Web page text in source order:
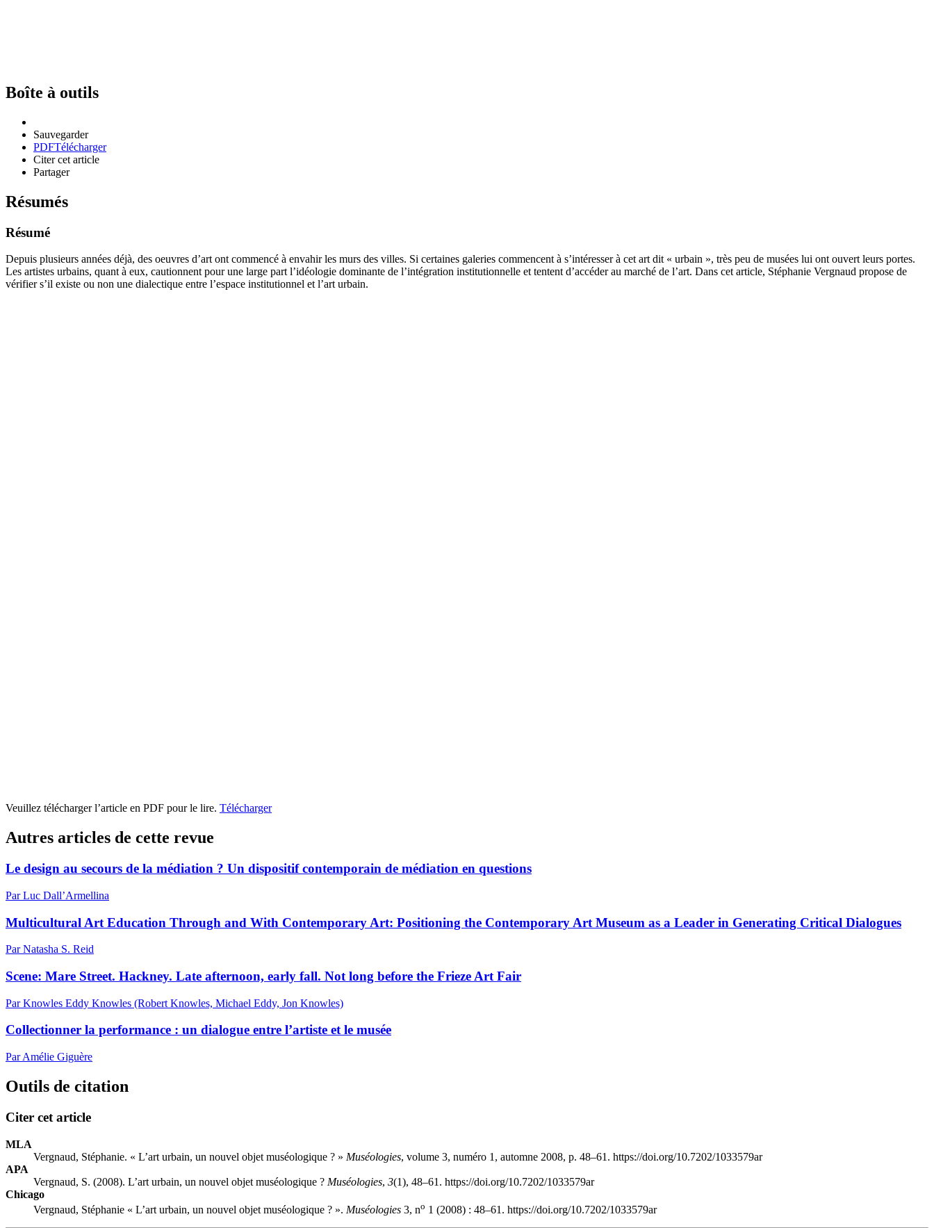
Boîte à outils
Sauvegarder
PDFTélécharger
Citer cet article
Partager
Résumés
Résumé
Depuis plusieurs années déjà, des oeuvres d’art ont commencé à envahir les murs des villes. Si certaines galeries commencent à s’intéresser à cet art dit « urbain », très peu de musées lui ont ouvert leurs portes.
Les artistes urbains, quant à eux, cautionnent pour une large part l’idéologie dominante de l’intégration institutionnelle et tentent d’accéder au marché de l’art. Dans cet article, Stéphanie Vergnaud propose de
vérifier s’il existe ou non une dialectique entre l’espace institutionnel et l’art urbain.
Veuillez télécharger l’article en PDF pour le lire. Télécharger
Autres articles de cette revue
Le design au secours de la médiation ? Un dispositif contemporain de médiation en questions
Par Luc Dall’Armellina
Multicultural Art Education Through and With Contemporary Art: Positioning the Contemporary Art Museum as a Leader in Generating Critical Dialogues
Par Natasha S. Reid
Scene: Mare Street. Hackney. Late afternoon, early fall. Not long before the Frieze Art Fair
Par Knowles Eddy Knowles (Robert Knowles, Michael Eddy, Jon Knowles)
Collectionner la performance : un dialogue entre l’artiste et le musée
Par Amélie Giguère
Outils de citation
Citer cet article
MLA
Vergnaud, Stéphanie. « L’art urbain, un nouvel objet muséologique ? » Muséologies, volume 3, numéro 1, automne 2008, p. 48–61. https://doi.org/10.7202/1033579ar
APA
Vergnaud, S. (2008). L’art urbain, un nouvel objet muséologique ? Muséologies, 3(1), 48–61. https://doi.org/10.7202/1033579ar
Chicago
Vergnaud, Stéphanie « L’art urbain, un nouvel objet muséologique ? ». Muséologies 3, no 1 (2008) : 48–61. https://doi.org/10.7202/1033579ar